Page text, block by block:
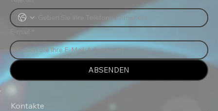
Kontakte
ABSENDEN